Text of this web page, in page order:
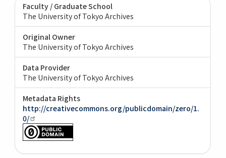
Faculty / Graduate School
The University of Tokyo Archives
Original Owner
The University of Tokyo Archives
Data Provider
The University of Tokyo Archives
Metadata Rights
http://creativecommons.org/publicdomain/zero/1.
0/